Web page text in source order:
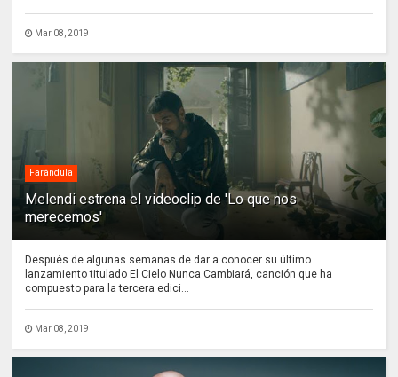
Mar 08, 2019
Farándula
Melendi estrena el videoclip de 'Lo que nos
merecemos'
Después de algunas semanas de dar a conocer su último
lanzamiento titulado El Cielo Nunca Cambiará, canción que ha
compuesto para la tercera edici...
Mar 08, 2019